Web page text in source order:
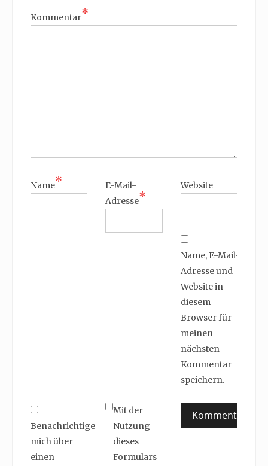
Kommentar*
Name*
E-Mail-
Adresse*
Website
Name, E-Mail-
Adresse und
Website in
diesem
Browser für
meinen
nächsten
Kommentar
speichern.
Benachrichtige
mich über
einen
Mit der
Nutzung
dieses
Formulars